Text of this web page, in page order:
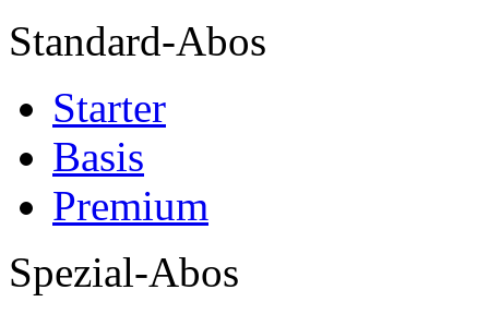
Standard-Abos
Starter
Basis
Premium
Spezial-Abos